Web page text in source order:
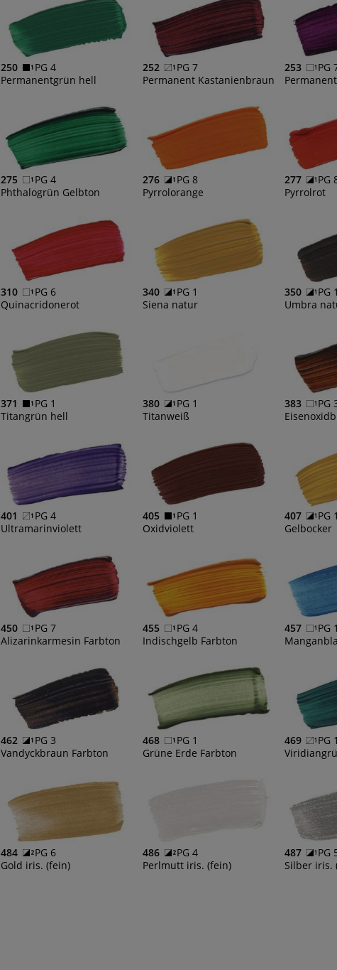
250
PG 4
Permanentgrün hell
252
PG 7
Permanent Kastanienbraun
253
PG
275
PG 4
Phthalogrün Gelbton
276
PG 8
Pyrrolorange
277
PG
Pyrrolrot
310
PG 6
Quinacridonerot
340
PG 1
Siena natur
350
PG 1
Umbra
371
PG 1
Titangrün hell
380
PG 1
Titanweiß
383
PG
401
PG 4
Ultramarinviolett
405
PG 1
Oxidviolett
407
PG 1
Gelbocker
450
PG 7
Alizarinkarmesin Farbton
455
PG 4
Indischgelb Farbton
457
PG 1
462
PG 3
Vandyckbraun Farbton
468
PG 1
Grüne Erde Farbton
469
PG 1
484
PG 6
Gold iris. (fein)
486
PG 4
Perlmutt iris. (fein)
487
PG
Silber iris.